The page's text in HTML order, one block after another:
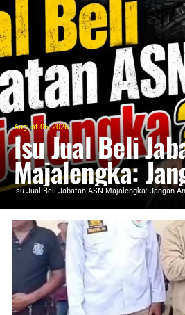
August 06, 2026
Isu Jual Beli
Majalengka:
Antikritik, Buka
Rotasi dan
Pub
Isu Jual Beli Jabatan ASN Majalengka: Jangan